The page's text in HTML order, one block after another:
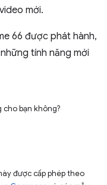
mới.
66 được phát hành,
tính năng mới
bạn không?
được cấp phép theo